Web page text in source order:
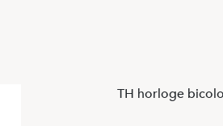
TH horloge